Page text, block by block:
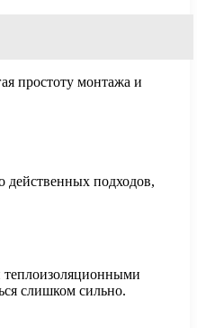
простоту монтажа и
действенных подходов,
теплоизоляционными
слишком сильно.